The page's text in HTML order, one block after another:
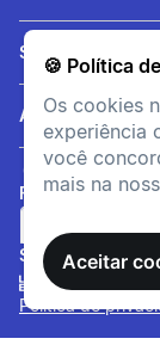
🍪 Política
Os cookies
experiência
você
mais na
Aceitar
Serviços
Ajuda
FORMAS DE
SITE SEGURO
Política de